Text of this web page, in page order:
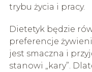
trybu życia i pracy.
Dietetyk będzie
preferencje
jest smaczna i
stanowi „kary”.